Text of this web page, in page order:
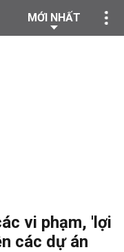
MỚI NHẤT
vi phạm, 'lợi
các dự án